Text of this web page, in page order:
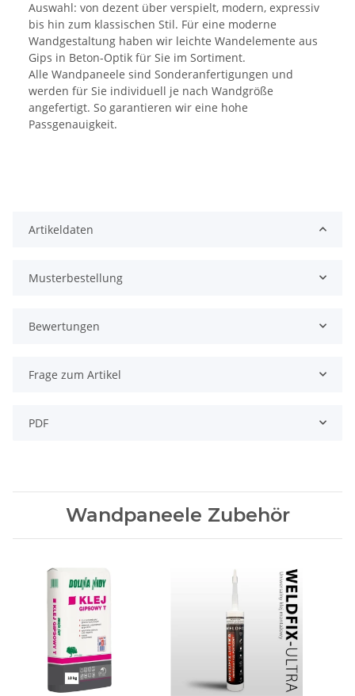
Auswahl: von dezent über verspielt, modern, expressiv
bis hin zum klassischen Stil. Für eine moderne
Wandgestaltung haben wir leichte Wandelemente aus
Gips in Beton-Optik für Sie im Sortiment.
Alle Wandpaneele sind Sonderanfertigungen und
werden für Sie individuell je nach Wandgröße
angefertigt. So garantieren wir eine hohe
Passgenauigkeit.
Artikeldaten
Musterbestellung
Bewertungen
Frage zum Artikel
PDF
Wandpaneele Zubehör